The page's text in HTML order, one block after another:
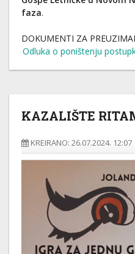
faza.
DOKUMENTI ZA
Odluka o poništenju
KAZALIŠTE
KREIRANO: 26.07.2024. 12:07